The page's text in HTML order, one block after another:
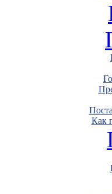
Как